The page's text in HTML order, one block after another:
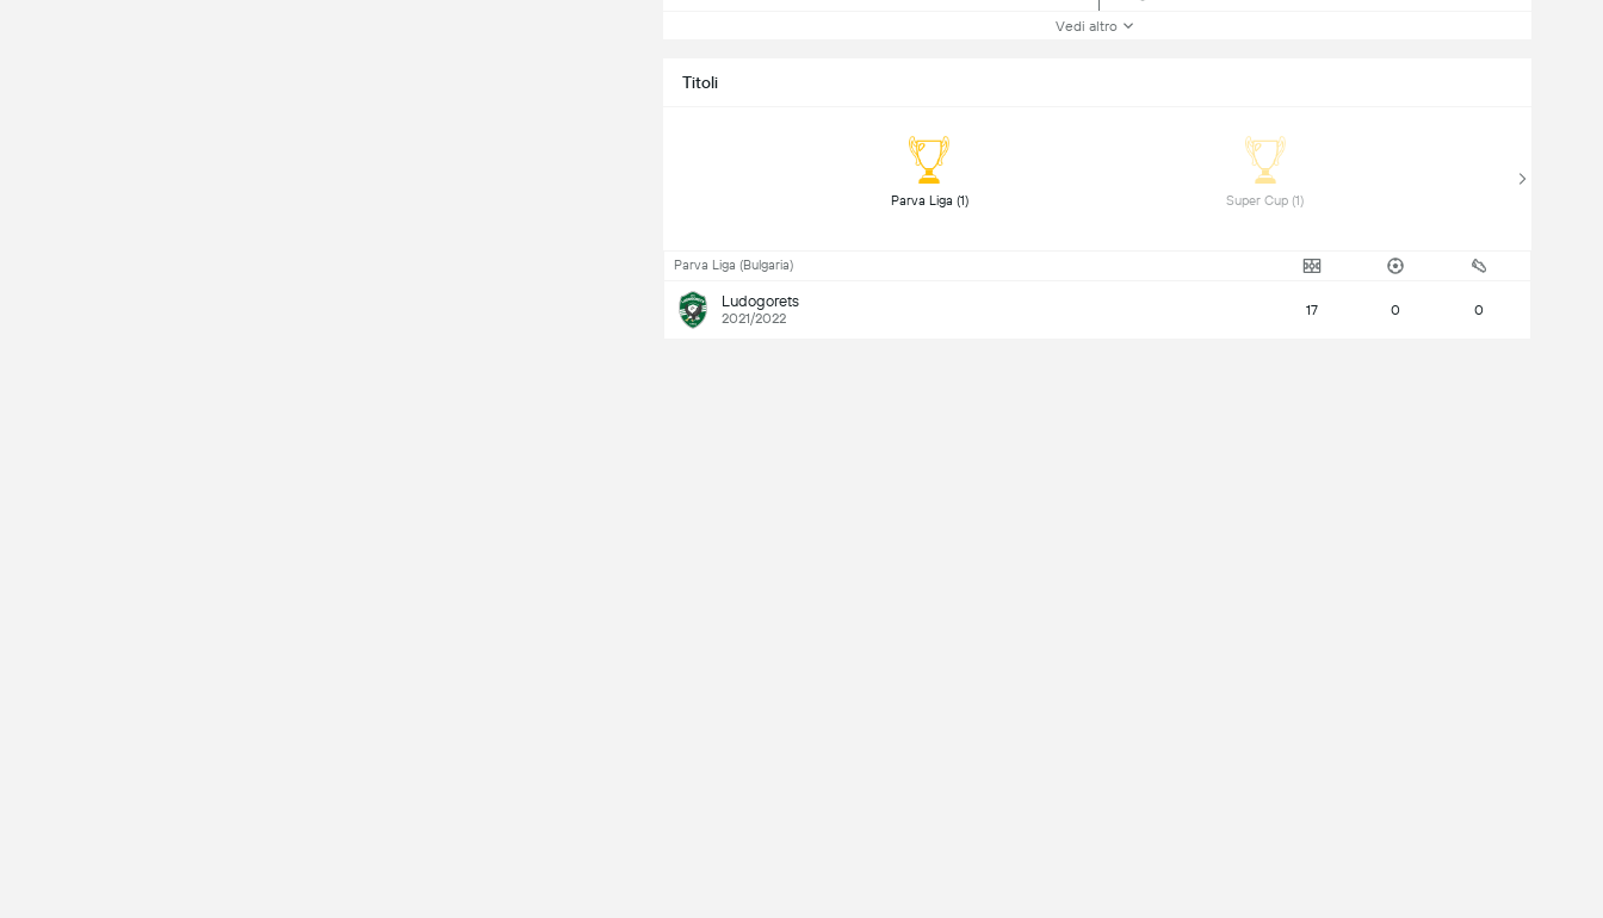
Vedi altro
Titoli
Parva Liga (1)
Parva Liga (Bulgaria)
Ludogorets
2021/2022 17 0 0